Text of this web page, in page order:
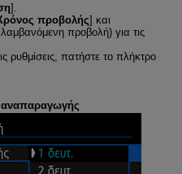
].
προβολής] και
προβολή) για τις
ρυθμίσεις, πατήστε το πλήκτρο